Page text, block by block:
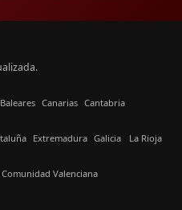
Baleares Canarias Cantabria
Extremadura Galicia La Rioja
Comunidad Valenciana